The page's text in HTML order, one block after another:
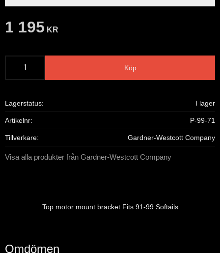
1 195 KR
Köp
Lagerstatus I lager
Artikelnr P-99-71
Tillverkare Gardner-Westcott Company
Visa alla produkter från Gardner-Westcott Company
Top motor mount bracket Fits 91-99 Softails
Omdömen